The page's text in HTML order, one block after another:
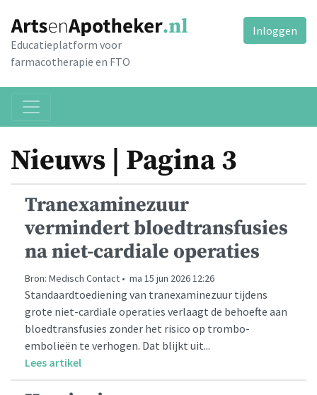
Educatieplatform voor
farmacotherapie en FTO
Inloggen
Nieuws | Pagina 3
Tranexaminezuur
vermindert bloedtransfusies
na niet-cardiale operaties
Bron: Medisch Contact • ma 15 jun 2026 12:26
Standaardtoediening van tranexaminezuur tijdens
grote niet-cardiale operaties verlaagt de behoefte aan
bloedtransfusies zonder het risico op trombo-
embolieën te verhogen. Dat blijkt uit...
Lees artikel